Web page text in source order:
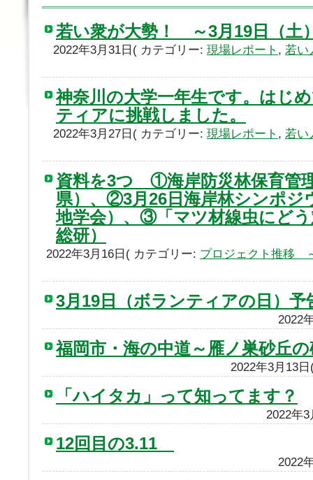
若い衆が大勢！ ～3月19日（土
2022年3月31日( カテゴリー: 現場レポート , 若い
神奈川の大学一年生です。はじ
ティアに挑戦しました。
2022年3月27日( カテゴリー: 現場レポート , 若い
資料を3つ ①海岸防災林保育管
県）、②3月26日海岸林シンポジ
地学会）、③「マツ材線虫にど
総研）
2022年3月16日( カテゴリー: プロジェクト推移
3月19日（ボランティアの日）予
2022
福岡市・海の中道～雁ノ巣砂丘
2022年3月13
「ハイタカ」って知ってます？
2022年
12回目の3.11
2022